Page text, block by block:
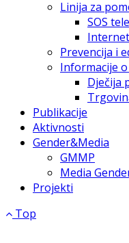
Linija za
SOS
Prevencija i
Informacije o
Dječija
Publikacije
Aktivnosti
Gender&Media
GMMP
Media
Projekti
Top